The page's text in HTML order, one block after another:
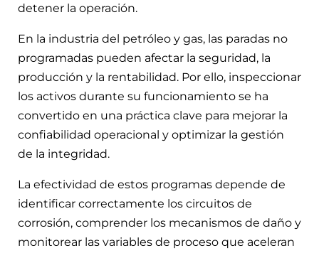
detener la operación.
En la industria del petróleo y gas, las paradas no
programadas pueden afectar la seguridad, la
producción y la rentabilidad. Por ello, inspeccionar
los activos durante su funcionamiento se ha
convertido en una práctica clave para mejorar la
confiabilidad operacional y optimizar la gestión
de la integridad.
La efectividad de estos programas depende de
identificar correctamente los circuitos de
corrosión, comprender los mecanismos de daño y
monitorear las variables de proceso que aceleran